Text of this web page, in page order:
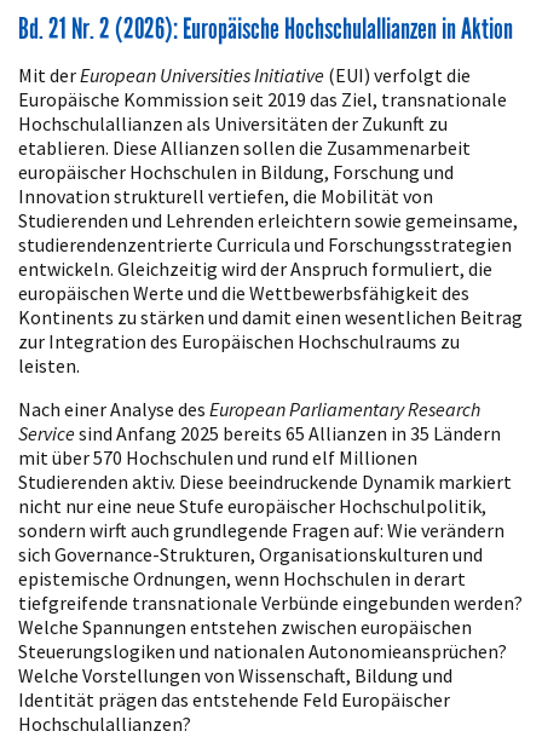
Bd. 21 Nr. 2 (2026): Europäische Hochschulallianzen in Aktion
Mit derEuropean Universities Initiative (EUI) verfolgt die
Europäische Kommission seit 2019 das Ziel, transnationale
Hochschulallianzen als Universitäten der Zukunft zu
etablieren. Diese Allianzen sollen die Zusammenarbeit
europäischer Hochschulen in Bildung, Forschung und
Innovation strukturell vertiefen, die Mobilität von
Studierenden und Lehrenden erleichtern sowie gemeinsame,
studierendenzentrierte Curricula und Forschungsstrategien
entwickeln. Gleichzeitig wird der Anspruch formuliert, die
europäischen Werte und die Wettbewerbsfähigkeit des
Kontinents zu stärken und damit einen wesentlichen Beitrag
zur Integration des Europäischen Hochschulraums zu
leisten.
Nach einer Analyse des European Parliamentary Research
Servicesind Anfang 2025 bereits 65 Allianzen in 35 Ländern
mit über 570 Hochschulen und rund elf Millionen
Studierenden aktiv. Diese beeindruckende Dynamik markiert
nicht nur eine neue Stufe europäischer Hochschulpolitik,
sondern wirft auch grundlegende Fragen auf: Wie verändern
sich Governance-Strukturen, Organisationskulturen und
epistemische Ordnungen, wenn Hochschulen in derart
tiefgreifende transnationale Verbünde eingebunden werden?
Welche Spannungen entstehen zwischen europäischen
Steuerungslogiken und nationalen Autonomieansprüchen?
Welche Vorstellungen von Wissenschaft, Bildung und
Identität prägen das entstehende Feld Europäischer
Hochschulallianzen?